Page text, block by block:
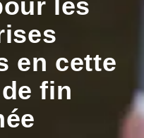
en cette
fin